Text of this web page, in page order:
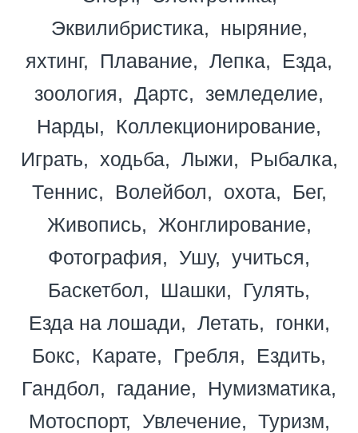
Эквилибристика
ныряние
яхтинг
Плавание Лепка
Езда
зоология
Дартс
земледелие
Нарды
Коллекционирование
Играть
ходьба Лыжи
Рыбалка
Теннис
Волейбол охота
Бег
Живопись
Жонглирование
Фотография
Ушу
учиться
Баскетбол
Шашки
Гулять
Езда на лошади
Летать
гонки
Бокс
Карате Гребля
Ездить
Гандбол
гадание
Нумизматика
Мотоспорт
Увлечение Туризм